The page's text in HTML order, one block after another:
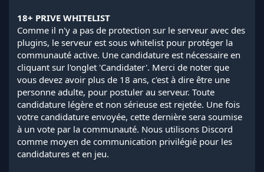
18+ PRIVE WHITELIST
Comme il n'y a pas de protection sur le serveur avec des
plugins, le serveur est sous whitelist pour protéger la
communauté active. Une candidature est nécessaire en
cliquant sur l'onglet 'Candidater'. Merci de noter que
vous devez avoir plus de 18 ans, c'est à dire être une
personne adulte, pour postuler au serveur. Toute
candidature légère et non sérieuse est rejetée. Une fois
votre candidature envoyée, cette dernière sera soumise
à un vote par la communauté. Nous utilisons Discord
comme moyen de communication privilégié pour les
candidatures et en jeu.